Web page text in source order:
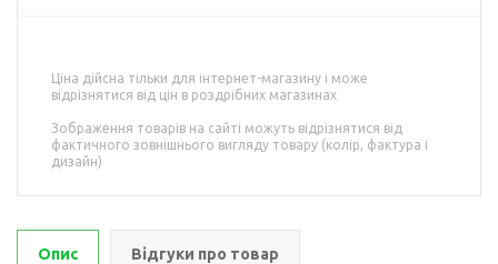
Ціна дійсна тільки для інтернет-магазину і може
відрізнятися від цін в роздрібних магазинах
Зображення товарів на сайті можуть відрізнятися від
фактичного зовнішнього вигляду товару (колір, фактура і
дизайн)
Опис Відгуки про товар